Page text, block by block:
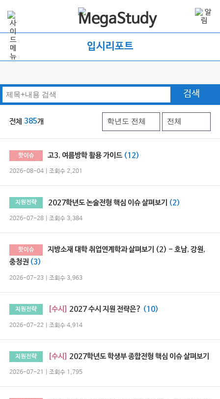
입시리포트
검색
전체 385개
핫이슈 고3, 여름방학 활용 가이드 (12)
2026-08-04 | 조회수 2,201
지원전략 2027학년도 논술전형 핵심 이슈 살펴보기 (2)
2026-07-28 | 조회수 3,384
핫이슈
지방소재 대학 취업연계학과 살펴보기 (2) - 호남, 강원,
충청권 (3)
2026-07-23 | 조회수 3,963
지원전략 [수시] 2027 수시 지원 전략은? (10)
2026-07-22 | 조회수 4,914
지원전략 [수시] 2027학년도 학생부 종합전형 핵심 이슈 살펴보기
2026-07-21 | 조회수 1,795